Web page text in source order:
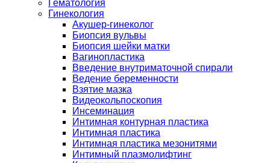
Гематология
Гинекология
Акушер-гинеколог
Биопсия вульвы
Биопсия шейки матки
Вагинопластика
Введение внутриматочной спирали
Ведение беременности
Взятие мазка
Видеокольпоскопия
Инсеминация
Интимная контурная пластика
Интимная пластика
Интимная пластика мезонитями
Интимный плазмолифтинг